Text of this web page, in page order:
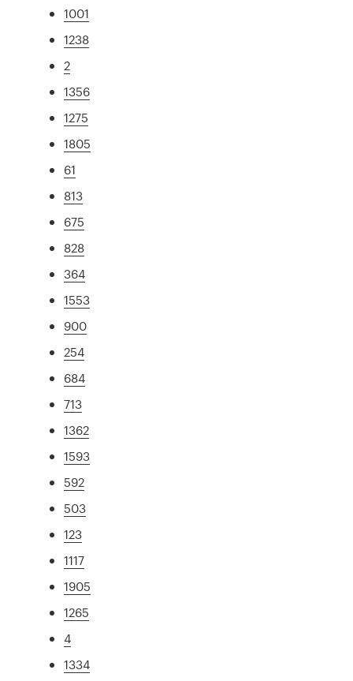
1001
1238
2
1356
1275
1805
61
813
675
828
364
1553
900
254
684
713
1362
1593
592
503
123
1117
1905
1265
4
1334